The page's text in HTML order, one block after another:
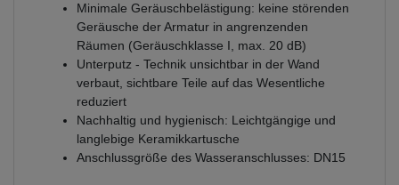
Minimale Geräuschbelästigung: keine störenden
Geräusche der Armatur in angrenzenden
Räumen (Geräuschklasse I, max. 20 dB)
Unterputz - Technik unsichtbar in der Wand
verbaut, sichtbare Teile auf das Wesentliche
reduziert
Nachhaltig und hygienisch: Leichtgängige und
langlebige Keramikkartusche
Anschlussgröße des Wasseranschlusses: DN15